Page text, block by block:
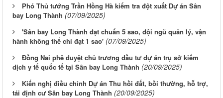
Phó Thủ tướng Trần Hồng Hà kiểm tra đột xuất Dự án Sân
bay Long Thành (07/09/2025)
'Sân bay Long Thành đạt chuẩn 5 sao, đội ngũ quản lý, vận
hành không thể chỉ đạt 1 sao' (07/09/2025)
Đồng Nai phê duyệt chủ trương đầu tư dự án trụ sở kiểm
dịch y tế quốc tế tại Sân bay Long Thành (20/09/2025)
Kiến nghị điều chỉnh Dự án Thu hồi đất, bồi thường, hỗ trợ,
tái định cư Sân bay Long Thành (20/09/2025)